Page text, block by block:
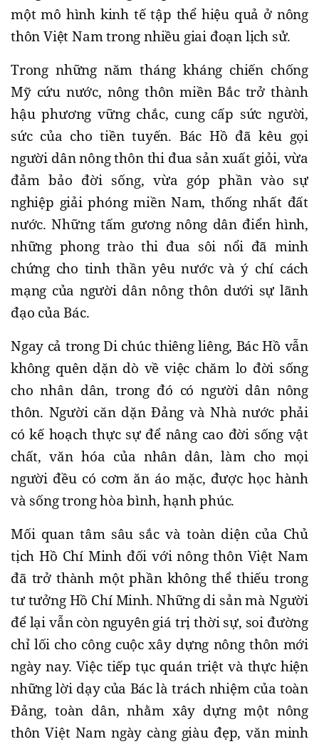
một mô hình kinh tế tập thể hiệu quả ở nông
thôn Việt Nam trong nhiều giai đoạn lịch sử.
Trong những năm tháng kháng chiến chống
Mỹ cứu nước, nông thôn miền Bắc trở thành
hậu phương vững chắc, cung cấp sức người,
sức của cho tiền tuyến. Bác Hồ đã kêu gọi
người dân nông thôn thi đua sản xuất giỏi, vừa
đảm bảo đời sống, vừa góp phần vào sự
nghiệp giải phóng miền Nam, thống nhất đất
nước. Những tấm gương nông dân điển hình,
những phong trào thi đua sôi nổi đã minh
chứng cho tinh thần yêu nước và ý chí cách
mạng của người dân nông thôn dưới sự lãnh
đạo của Bác.
Ngay cả trong Di chúc thiêng liêng, Bác Hồ vẫn
không quên dặn dò về việc chăm lo đời sống
cho nhân dân, trong đó có người dân nông
thôn. Người căn dặn Đảng và Nhà nước phải
có kế hoạch thực sự để nâng cao đời sống vật
chất, văn hóa của nhân dân, làm cho mọi
người đều có cơm ăn áo mặc, được học hành
và sống trong hòa bình, hạnh phúc.
Mối quan tâm sâu sắc và toàn diện của Chủ
tịch Hồ Chí Minh đối với nông thôn Việt Nam
đã trở thành một phần không thể thiếu trong
tư tưởng Hồ Chí Minh. Những di sản mà Người
để lại vẫn còn nguyên giá trị thời sự, soi đường
chỉ lối cho công cuộc xây dựng nông thôn mới
ngày nay. Việc tiếp tục quán triệt và thực hiện
những lời dạy của Bác là trách nhiệm của toàn
Đảng, toàn dân, nhằm xây dựng một nông
thôn Việt Nam ngày càng giàu đẹp, văn minh